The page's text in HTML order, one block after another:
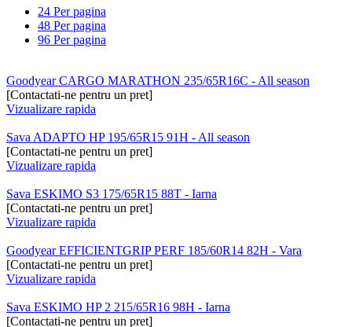
24 Per pagina
48 Per pagina
96 Per pagina
Goodyear CARGO MARATHON 235/65R16C - All season
[Contactati-ne pentru un pret]
Vizualizare rapida
Sava ADAPTO HP 195/65R15 91H - All season
[Contactati-ne pentru un pret]
Vizualizare rapida
Sava ESKIMO S3 175/65R15 88T - Iarna
[Contactati-ne pentru un pret]
Vizualizare rapida
Goodyear EFFICIENTGRIP PERF 185/60R14 82H - Vara
[Contactati-ne pentru un pret]
Vizualizare rapida
Sava ESKIMO HP 2 215/65R16 98H - Iarna
[Contactati-ne pentru un pret]